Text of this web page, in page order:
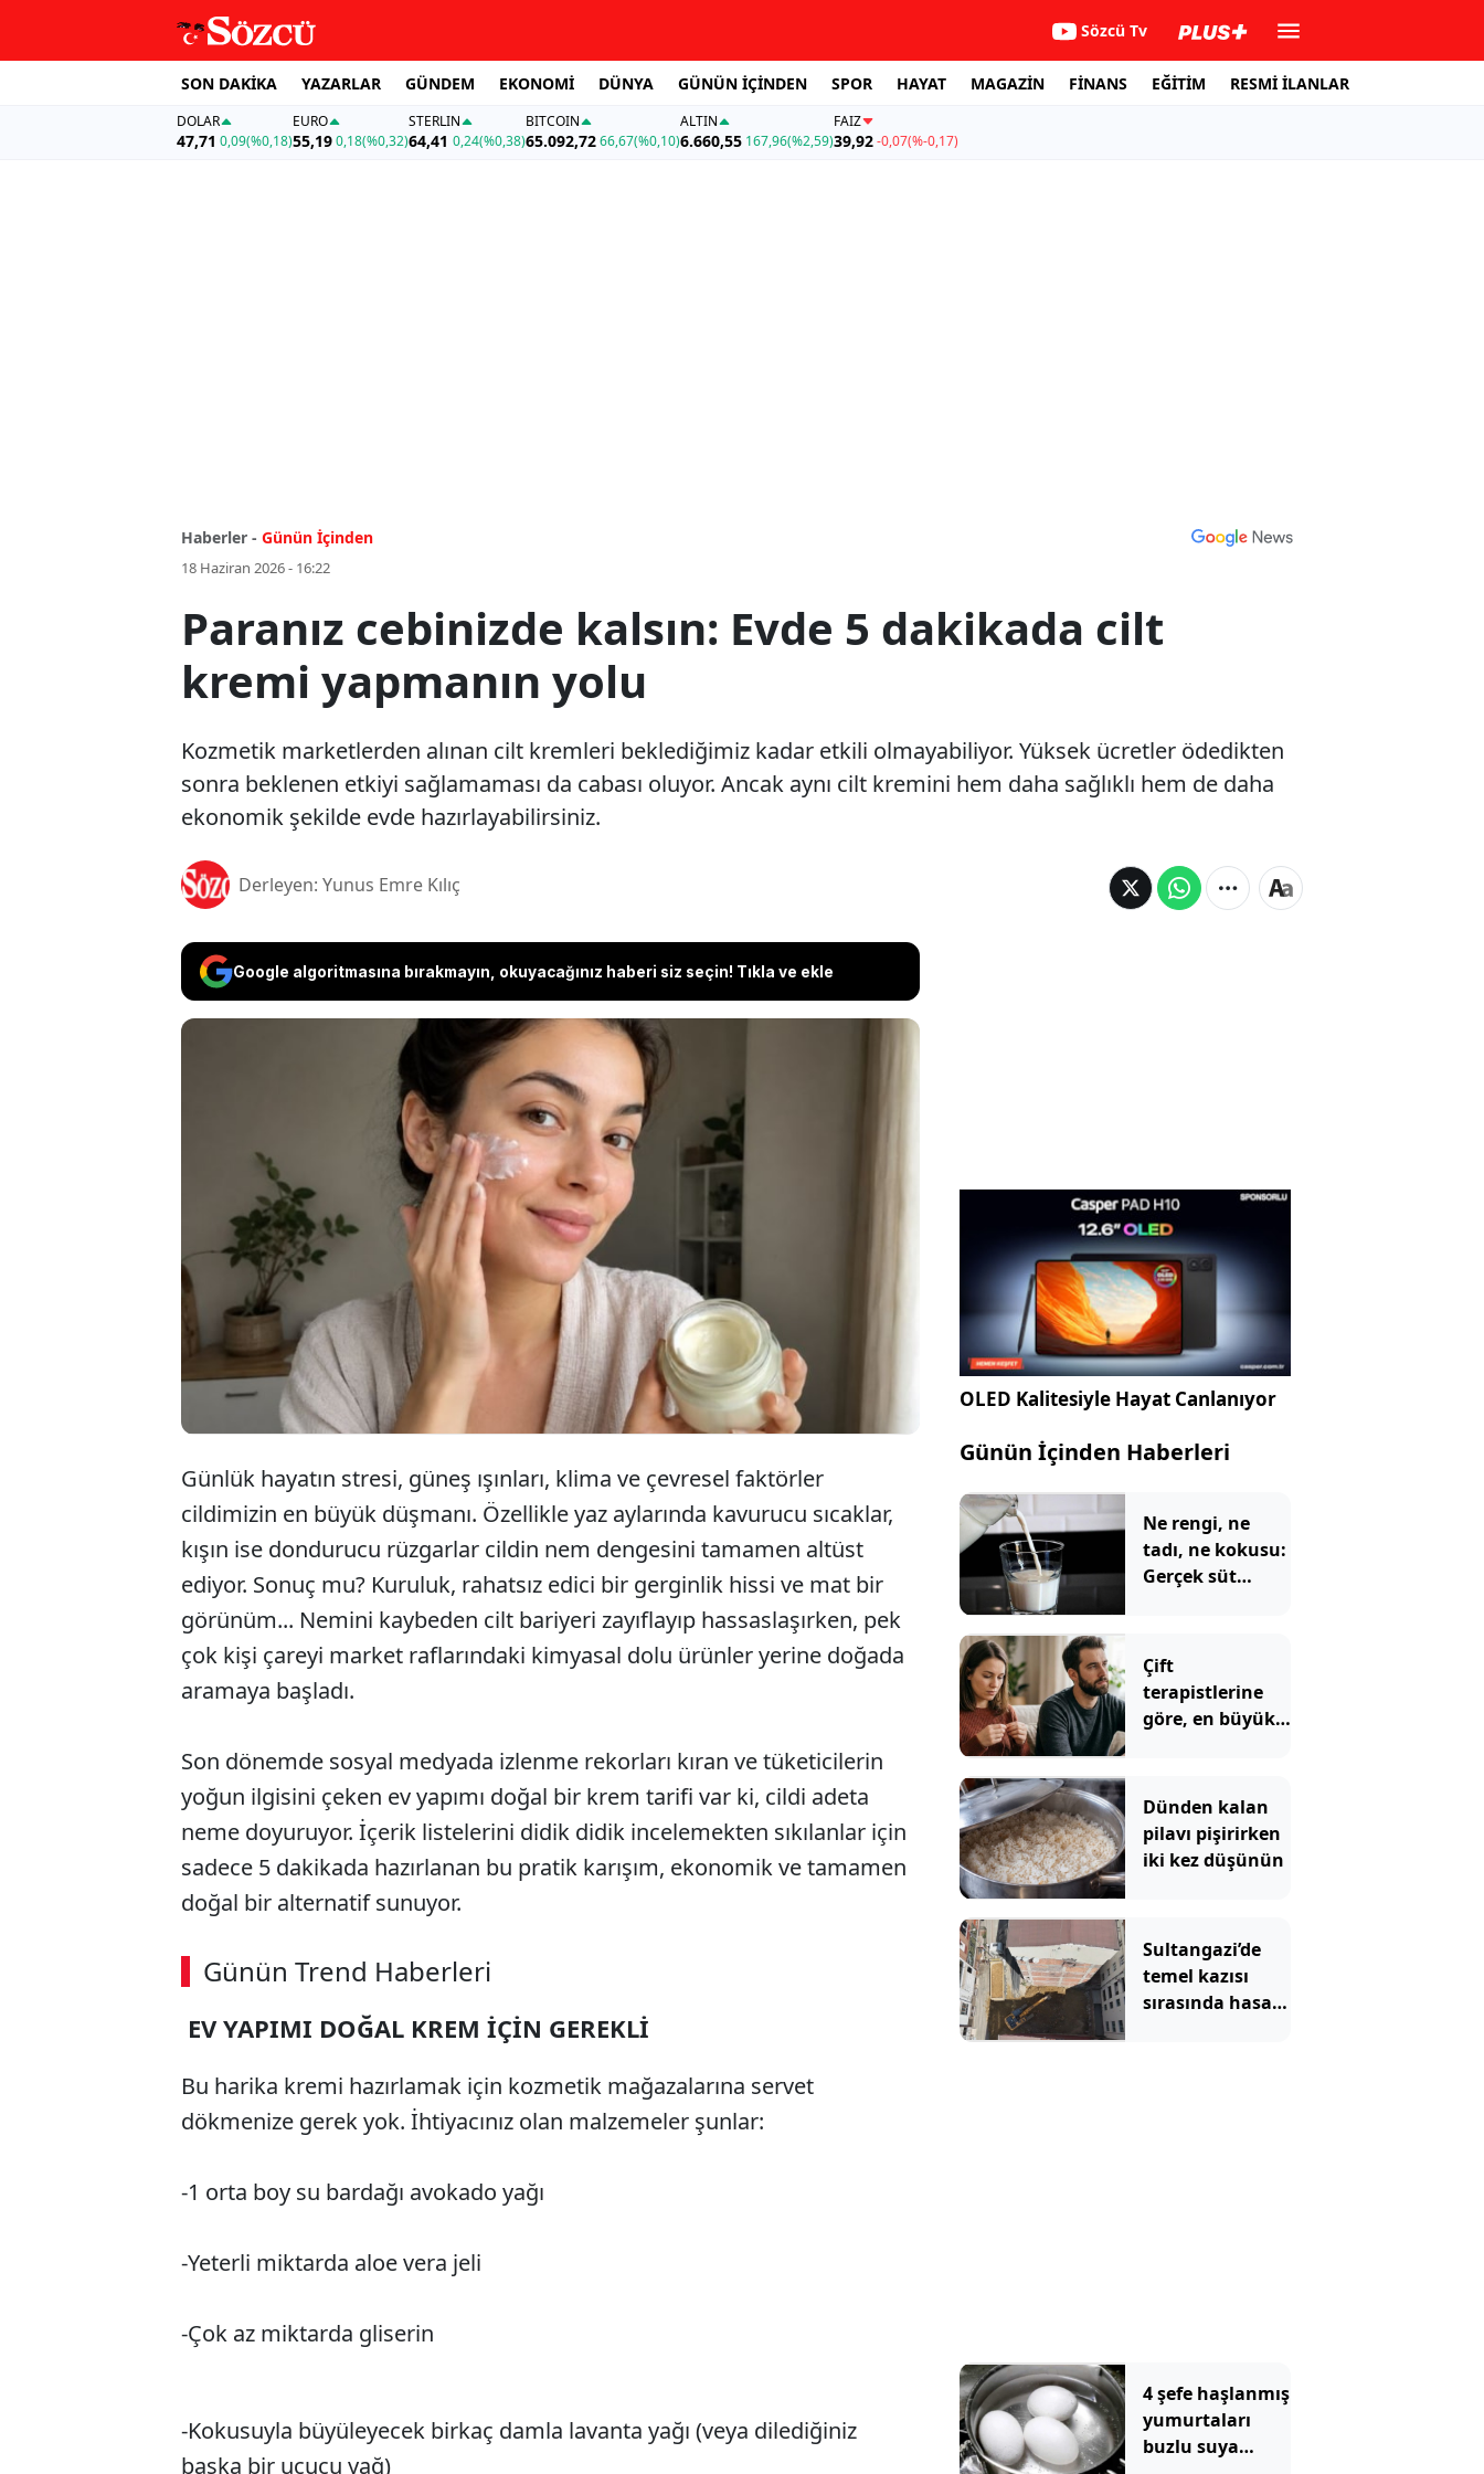
Sözcü Tv
SON DAKİKA YAZARLAR GÜNDEM EKONOMİ DÜNYA GÜNÜN İÇİNDEN SPOR HAYAT MAGAZİN FİNANS EĞİTİM RESMİ İLANLAR
DOLAR
47,71 0,09(%0,18)
EURO
55,19 0,18(%0,32)
STERLIN
64,41 0,24(%0,38)
BITCOIN
65.092,7266,67(%0,10)
ALTIN
6.660,55 167,96(%2,59)
FAİZ
39,92-0,07(%-0,17)
Haberler - Günün İçinden
18 Haziran 2026 - 16:22
Paranız cebinizde kalsın: Evde 5 dakikada cilt
kremi yapmanın yolu
Kozmetik marketlerden alınan cilt kremleri beklediğimiz kadar etkili olmayabiliyor. Yüksek ücretler ödedikten
sonra beklenen etkiyi sağlamaması da cabası oluyor. Ancak aynı cilt kremini hem daha sağlıklı hem de daha
ekonomik şekilde evde hazırlayabilirsiniz.
Derleyen: Yunus Emre Kılıç
Google algoritmasına bırakmayın, okuyacağınız haberi siz seçin! Tıkla ve ekle
Kozmetik marketlerden alınan cilt kremleri beklediğimiz kadar
etkili olmayabiliyor. Yüksek ücretler ödedikten sonra beklenen
etkiyi sağlamaması da cabası oluyor. Ancak aynı cilt kremini hem
daha sağlıklı hem de daha ekonomik şekilde evde
hazırlayabilirsiniz.
Günlük hayatın stresi, güneş ışınları, klima ve çevresel faktörler
cildimizin en büyük düşmanı. Özellikle yaz aylarında kavurucu sıcaklar,
kışın ise dondurucu rüzgarlar cildin nem dengesini tamamen altüst
ediyor. Sonuç mu? Kuruluk, rahatsız edici bir gerginlik hissi ve mat bir
görünüm... Nemini kaybeden cilt bariyeri zayıflayıp hassaslaşırken, pek
çok kişi çareyi market raflarındaki kimyasal dolu ürünler yerine doğada
aramaya başladı.
Son dönemde sosyal medyada izlenme rekorları kıran ve tüketicilerin
yoğun ilgisini çeken ev yapımı doğal bir krem tarifi var ki, cildi adeta
neme doyuruyor. İçerik listelerini didik didik incelemekten sıkılanlar için
sadece 5 dakikada hazırlanan bu pratik karışım, ekonomik ve tamamen
doğal bir alternatif sunuyor.
Günün Trend Haberleri
EV YAPIMI DOĞAL KREM İÇİN GEREKLİ
Bu harika kremi hazırlamak için kozmetik mağazalarına servet
dökmenize gerek yok. İhtiyacınız olan malzemeler şunlar:
-1 orta boy su bardağı avokado yağı
-Yeterli miktarda aloe vera jeli
-Çok az miktarda gliserin
-Kokusuyla büyüleyecek birkaç damla lavanta yağı (veya dilediğiniz
başka bir uçucu yağ)
OLED Kalitesiyle Hayat Canlanıyor
Günün İçinden Haberleri
Ne rengi, ne
tadı, ne kokusu:
Gerçek süt
Çift
terapistlerine
göre, en büyük
karşılaştığı 5
ilişki sorunu
Dünden kalan
pilavı pişirirken
iki kez düşünün
Sultangazi’de
temel kazısı
sırasında hasar
4 şefe haşlanmış
yumurtaları
buzlu suya